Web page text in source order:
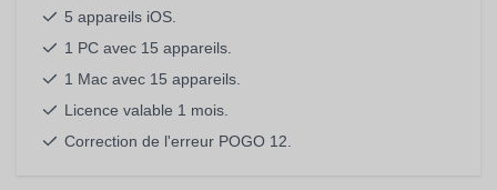
5 appareils iOS.
1 PC avec 15 appareils.
1 Mac avec 15 appareils.
Licence valable 1 mois.
Correction de l'erreur POGO 12.